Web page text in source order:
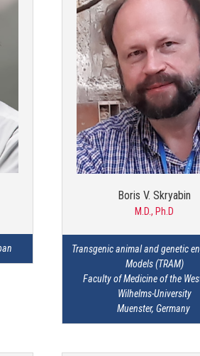
Boris V. Skryabin
M.D., Ph.D
Transgenic animal and genetic
Models (TRAM)
Faculty of Medicine of the
Wilhelms-University
Muenster, Germany